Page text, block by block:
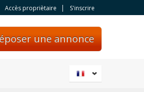
Accès propriètaire S'inscrire
une annonce